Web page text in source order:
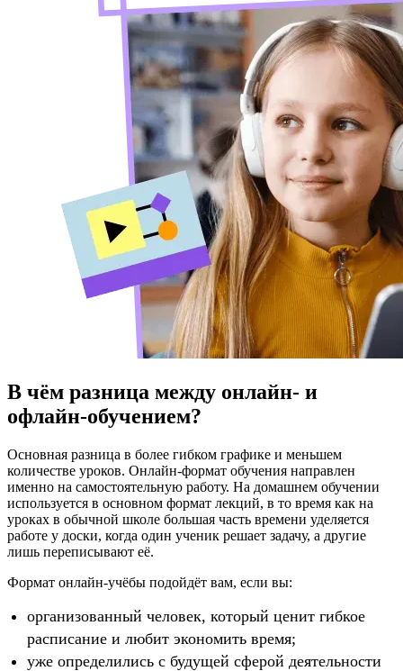
В чём разница между онлайн- и
офлайн-обучением?
Основная разница в более гибком графике и меньшем
количестве уроков. Онлайн-формат обучения направлен
именно на самостоятельную работу. На домашнем обучении
используется в основном формат лекций, в то время как на
уроках в обычной школе большая часть времени уделяется
работе у доски, когда один ученик решает задачу, а другие
лишь переписывают её.
Формат онлайн-учёбы подойдёт вам, если вы:
организованный человек, который ценит гибкое
расписание и любит экономить время;
уже определились с будущей сферой деятельности